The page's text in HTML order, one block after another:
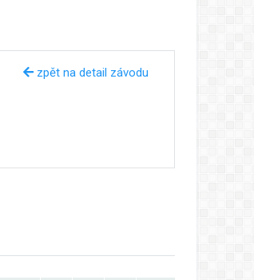
zpět na detail závodu